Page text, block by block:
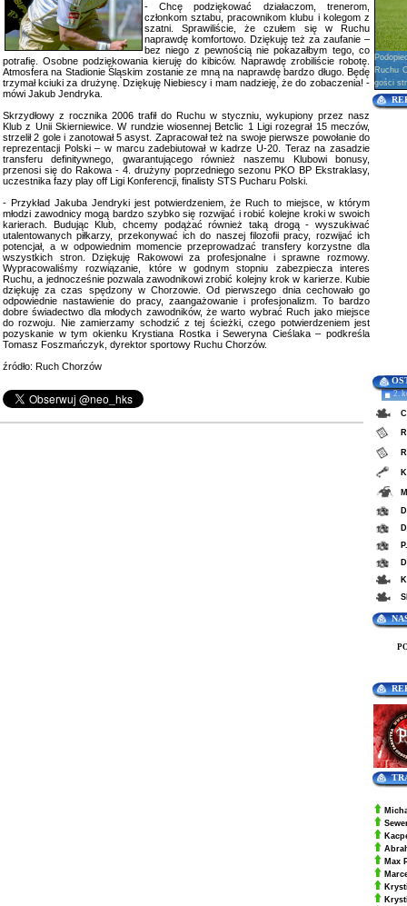
- Chcę podziękować działaczom, trenerom,
członkom sztabu, pracownikom klubu i kolegom z
szatni. Sprawiliście, że czułem się w Ruchu
naprawdę komfortowo. Dziękuję też za zaufanie –
bez niego z pewnością nie pokazałbym tego, co
potrafię. Osobne podziękowania kieruję do kibiców. Naprawdę zrobiliście robotę.
Atmosfera na Stadionie Śląskim zostanie ze mną na naprawdę bardzo długo. Będę
trzymał kciuki za drużynę. Dziękuję Niebiescy i mam nadzieję, że do zobaczenia! -
mówi Jakub Jendryka.
Skrzydłowy z rocznika 2006 trafił do Ruchu w styczniu, wykupiony przez nasz
Klub z Unii Skierniewice. W rundzie wiosennej Betclic 1 Ligi rozegrał 15 meczów,
strzelił 2 gole i zanotował 5 asyst. Zapracował też na swoje pierwsze powołanie do
reprezentacji Polski – w marcu zadebiutował w kadrze U-20. Teraz na zasadzie
transferu definitywnego, gwarantującego również naszemu Klubowi bonusy,
przenosi się do Rakowa - 4. drużyny poprzedniego sezonu PKO BP Ekstraklasy,
uczestnika fazy play off Ligi Konferencji, finalisty STS Pucharu Polski.
- Przykład Jakuba Jendryki jest potwierdzeniem, że Ruch to miejsce, w którym
młodzi zawodnicy mogą bardzo szybko się rozwijać i robić kolejne kroki w swoich
karierach. Budując Klub, chcemy podążać również taką drogą - wyszukiwać
utalentowanych piłkarzy, przekonywać ich do naszej filozofii pracy, rozwijać ich
potencjał, a w odpowiednim momencie przeprowadzać transfery korzystne dla
wszystkich stron. Dziękuję Rakowowi za profesjonalne i sprawne rozmowy.
Wypracowaliśmy rozwiązanie, które w godnym stopniu zabezpiecza interes
Ruchu, a jednocześnie pozwala zawodnikowi zrobić kolejny krok w karierze. Kubie
dziękuję za czas spędzony w Chorzowie. Od pierwszego dnia cechowało go
odpowiednie nastawienie do pracy, zaangażowanie i profesjonalizm. To bardzo
dobre świadectwo dla młodych zawodników, że warto wybrać Ruch jako miejsce
do rozwoju. Nie zamierzamy schodzić z tej ścieżki, czego potwierdzeniem jest
pozyskanie w tym okienku Krystiana Rostka i Seweryna Cieślaka – podkreśla
Tomasz Foszmańczyk, dyrektor sportowy Ruchu Chorzów.
źródło: Ruch Chorzów
Ruchu
gości
2.
Max